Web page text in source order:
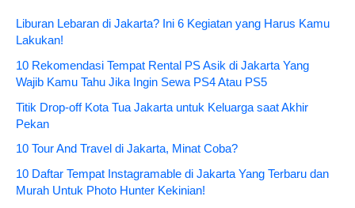
Liburan Lebaran di Jakarta? Ini 6 Kegiatan yang Harus Kamu
Lakukan!
10 Rekomendasi Tempat Rental PS Asik di Jakarta Yang
Wajib Kamu Tahu Jika Ingin Sewa PS4 Atau PS5
Titik Drop-off Kota Tua Jakarta untuk Keluarga saat Akhir
Pekan
10 Tour And Travel di Jakarta, Minat Coba?
10 Daftar Tempat Instagramable di Jakarta Yang Terbaru dan
Murah Untuk Photo Hunter Kekinian!